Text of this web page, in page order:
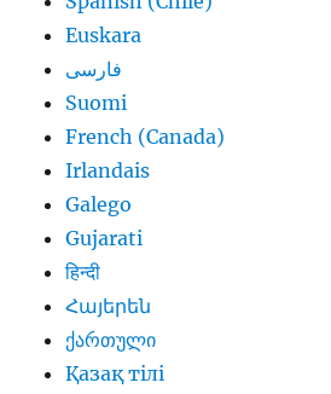
Euskara
فارسی
Suomi
French (Canada)
Irlandais
Galego
Gujarati
हिन्दी
Հայերեն
ქართული
Қазақ тілі